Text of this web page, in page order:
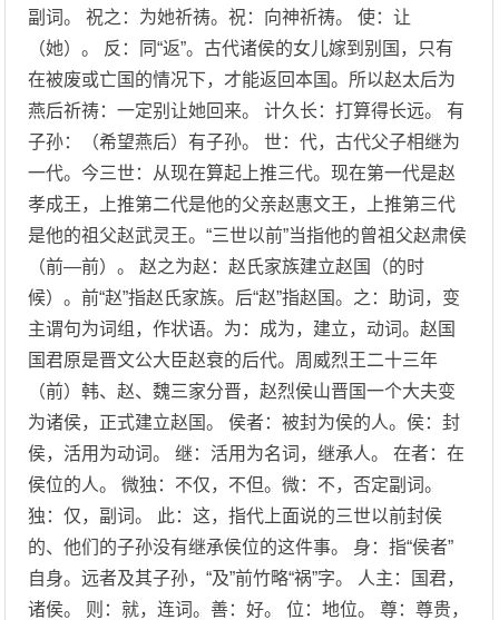
副词。 祝之：为她祈祷。祝：向神祈祷。 使：让
（她）。 反：同“返”。古代诸侯的女儿嫁到别国，只有
在被废或亡国的情况下，才能返回本国。所以赵太后为
燕后祈祷：一定别让她回来。 计久长：打算得长远。 有
子孙：（希望燕后）有子孙。 世：代，古代父子相继为
一代。今三世：从现在算起上推三代。现在第一代是赵
孝成王，上推第二代是他的父亲赵惠文王，上推第三代
是他的祖父赵武灵王。“三世以前”当指他的曾祖父赵肃侯
（前—前）。 赵之为赵：赵氏家族建立赵国（的时
候）。前“赵”指赵氏家族。后“赵”指赵国。之：助词，变
主谓句为词组，作状语。为：成为，建立，动词。赵国
国君原是晋文公大臣赵衰的后代。周威烈王二十三年
（前）韩、赵、魏三家分晋，赵烈侯山晋国一个大夫变
为诸侯，正式建立赵国。 侯者：被封为侯的人。侯：封
侯，活用为动词。 继：活用为名词，继承人。 在者：在
侯位的人。 微独：不仅，不但。微：不，否定副词。
独：仅，副词。 此：这，指代上面说的三世以前封侯
的、他们的子孙没有继承侯位的这件事。 身：指“侯者”
自身。远者及其子孙，“及”前竹略“祸”字。 人主：国君，
诸侯。 则：就，连词。善：好。 位：地位。 尊：尊贵，